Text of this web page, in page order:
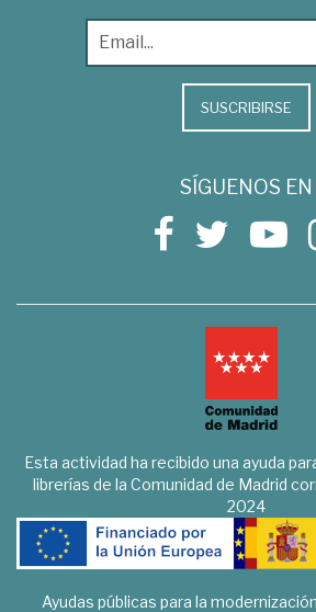
SUSCRIBIRSE
SÍGUENOS EN
Esta actividad ha recibido una ayuda
librerías de la Comunidad de Madrid
2024
Ayudas públicas para la